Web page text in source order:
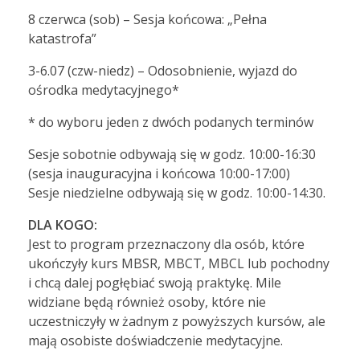
8 czerwca (sob) – Sesja końcowa: „Pełna
katastrofa”
3-6.07 (czw-niedz) – Odosobnienie, wyjazd do
ośrodka medytacyjnego*
* do wyboru jeden z dwóch podanych terminów
Sesje sobotnie odbywają się w godz. 10:00-16:30
(sesja inauguracyjna i końcowa 10:00-17:00)
Sesje niedzielne odbywają się w godz. 10:00-14:30.
DLA KOGO:
Jest to program przeznaczony dla osób, które
ukończyły kurs MBSR, MBCT, MBCL lub pochodny
i chcą dalej pogłębiać swoją praktykę. Mile
widziane będą również osoby, które nie
uczestniczyły w żadnym z powyższych kursów, ale
mają osobiste doświadczenie medytacyjne.